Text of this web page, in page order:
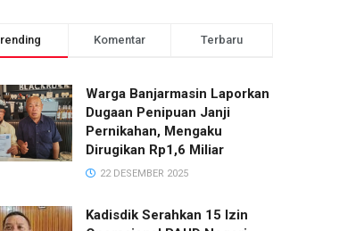
Komentar Terbaru
Warga Banjarmasin Laporkan
Dugaan Penipuan Janji
Pernikahan, Mengaku
Dirugikan Rp1,6 Miliar
22 DESEMBER 2025
Kadisdik Serahkan 15 Izin